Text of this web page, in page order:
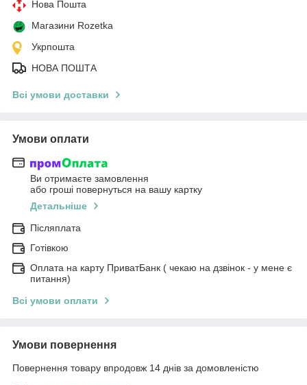
Нова Пошта
Магазини Rozetka
Укрпошта
НОВА ПОШТА
Всі умови доставки
Умови оплати
Ви отримаєте замовлення
або гроші повернуться на вашу картку
Детальніше
Післяплата
Готівкою
Оплата на карту ПриватБанк ( чекаю на дзвінок - у мене є
питання)
Всі умови оплати
Умови повернення
Повернення товару впродовж 14 днів за домовленістю